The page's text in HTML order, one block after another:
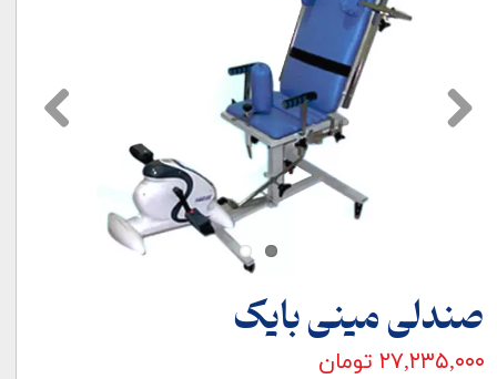
صندلی مینی بایک
۲۷,۲۳۵,۰۰۰ تومان